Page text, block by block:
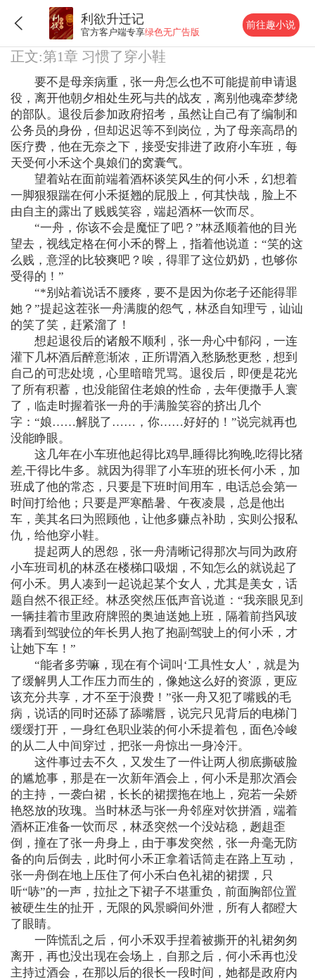
利欲升迁记
官方客户端专享绿色无广告版
前往趣小说
正文:第1章 习惯了穿小鞋
要不是母亲病重，张一舟怎么也不可能提前申请退
役，离开他朝夕相处生死与共的战友，离别他魂牵梦绕
的部队。退役后参加政府招考，虽然让自己有了编制和
公务员的身份，但却迟迟等不到岗位，为了母亲高昂的
医疗费，他在无奈之下，接受安排进了政府小车班，每
天受何小禾这个臭娘们的窝囊气。
望着站在面前端着酒杯谈笑风生的何小禾，幻想着
一脚狠狠踹在何小禾挺翘的屁股上，何其快哉，脸上不
由自主的露出了贱贱笑容，端起酒杯一饮而尽。
“一舟，你该不会是魔怔了吧？”林丞顺着他的目光
望去，视线定格在何小禾的臀上，指着他说道：“笑的这
么贱，意淫的比较爽吧？唉，得罪了这位奶奶，也够你
受得的！”
“*别站着说话不腰疼，要不是因为你老子还能得罪
她？”提起这茬张一舟满腹的怨气，林丞自知理亏，讪讪
的笑了笑，赶紧溜了！
想起退役后的诸般不顺利，张一舟心中郁闷，一连
灌下几杯酒后醉意渐浓，正所谓酒入愁肠愁更愁，想到
自己的可悲处境，心里暗暗咒骂。退役后，即便是花光
了所有积蓄，也没能留住老娘的性命，去年便撒手人寰
了，临走时握着张一舟的手满脸笑容的挤出几个
字：“娘……解脱了……，你……好好的！”说完就再也
没能睁眼。
这几年在小车班他起得比鸡早,睡得比狗晚,吃得比猪
差,干得比牛多。就因为得罪了小车班的班长何小禾，加
班成了他的常态，只要是下班时间用车，电话总会第一
时间打给他；只要是严寒酷暑、午夜凌晨，总是他出
车，美其名曰为照顾他，让他多赚点补助，实则公报私
仇，给他穿小鞋。
提起两人的恩怨，张一舟清晰记得那次与同为政府
小车班司机的林丞在楼梯口吸烟，不知怎么的就说起了
何小禾。男人凑到一起说起某个女人，尤其是美女，话
题自然不很正经。林丞突然压低声音说道：“我亲眼见到
一辆挂着市里政府牌照的奥迪送她上班，隔着前挡风玻
璃看到驾驶位的年长男人抱了抱副驾驶上的何小禾，才
让她下车！”
“能者多劳嘛，现在有个词叫‘工具性女人’，就是为
了缓解男人工作压力而生的，像她这么好的资源，更应
该充分共享，才不至于浪费！”张一舟又犯了嘴贱的毛
病，说话的同时还舔了舔嘴唇，说完只见背后的电梯门
缓缓打开，一身红色职业装的何小禾提着包，面色冷峻
的从二人中间穿过，把张一舟惊出一身冷汗。
这件事过去不久，又发生了一件让两人彻底撕破脸
的尴尬事，那是在一次新年酒会上，何小禾是那次酒会
的主持，一袭白裙，长长的裙摆拖在地上，宛若一朵娇
艳怒放的玫瑰。当时林丞与张一舟邻座对饮拼酒，端着
酒杯正准备一饮而尽，林丞突然一个没站稳，趔趄歪
倒，撞在了张一舟身上，由于事发突然，张一舟毫无防
备的向后倒去，此时何小禾正拿着话筒走在路上互动，
张一舟倒在地上压住了何小禾白色礼裙的裙摆，只
听“哧”的一声，拉扯之下裙子不堪重负，前面胸部位置
被硬生生的扯开，无限的风景瞬间外泄，所有人都瞪大
了眼睛。
一阵慌乱之后，何小禾双手捏着被撕开的礼裙匆匆
离开，再也没出现在会场上，自那之后，何小禾再也没
主持过酒会，在那以后的很长一段时间，她都是政府内